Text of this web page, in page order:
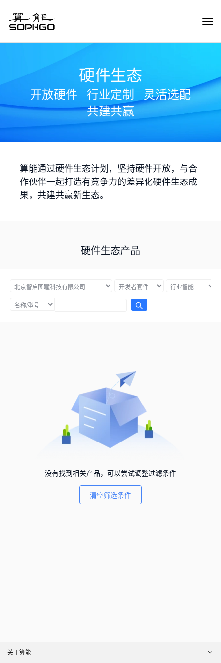
硬件生态
开放硬件 行业定制
灵活选配
共建共赢
算能通过硬件生态计划，坚持硬件开放，与合
作伙伴一起打造有竞争力的差异化硬件生态成
果，共建共赢新生态。
硬件生态产品
没有找到相关产品，可以尝试调整过滤条件
清空筛选条件
关于算能